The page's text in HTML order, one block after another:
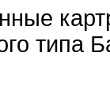
типа